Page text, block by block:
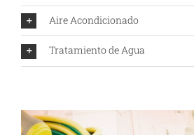
Aire Acondicionado
Tratamiento de Agua